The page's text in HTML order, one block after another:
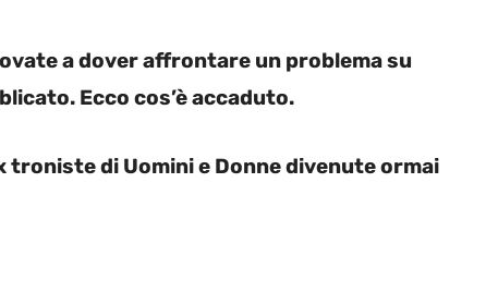
a dover affrontare un problema su
Ecco cos’è accaduto.
troniste di Uomini e Donne divenute ormai